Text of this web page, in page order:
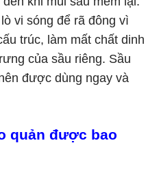
vi sóng để rã đông vì
trúc, làm mất chất dinh
của sầu riêng. Sầu
được dùng ngay và
quản được bao